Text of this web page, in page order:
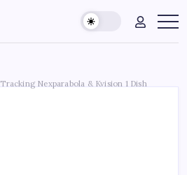
Tracking Nexparabola & Kvision 1 Dish